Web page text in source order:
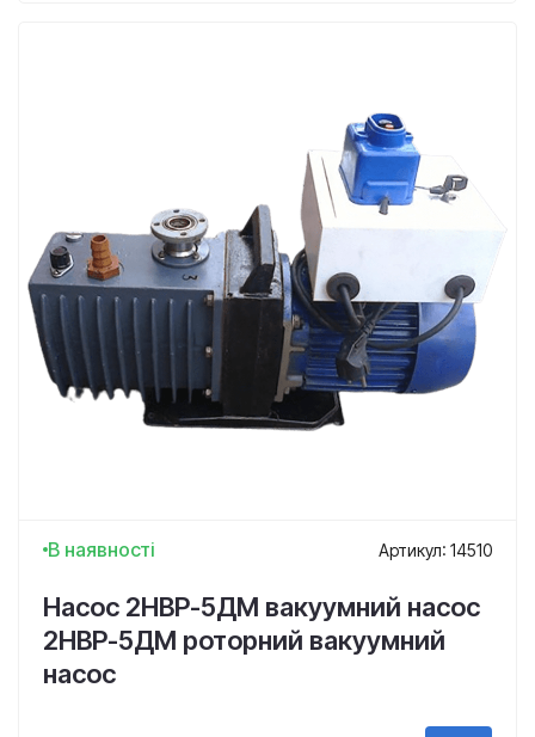
В наявності Артикул: 14510
Насос 2НВР-5ДМ вакуумний насос
2НВР-5ДМ роторний вакуумний
насос